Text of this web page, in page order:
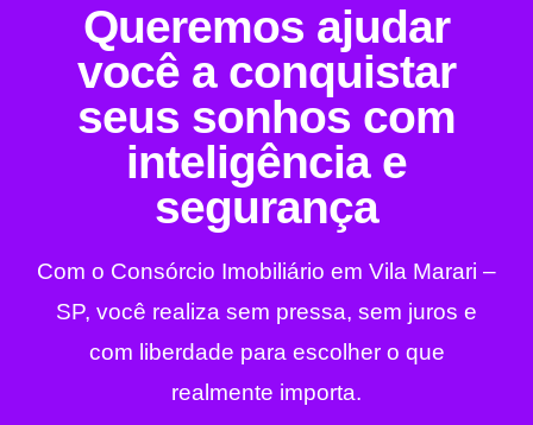
Queremos ajudar
você a conquistar
seus sonhos com
inteligência e
segurança
Com o Consórcio Imobiliário em Vila Marari –
SP, você realiza sem pressa, sem juros e
com liberdade para escolher o que
realmente importa.